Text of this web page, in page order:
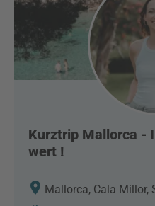
Kurztrip Mallorca -
wert !
Mallorca, Cala Millor,